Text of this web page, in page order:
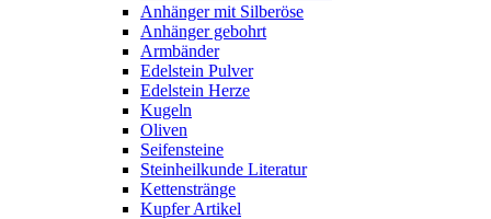
Anhänger mit Silberöse
Anhänger gebohrt
Armbänder
Edelstein Pulver
Edelstein Herze
Kugeln
Oliven
Seifensteine
Steinheilkunde Literatur
Kettenstränge
Kupfer Artikel